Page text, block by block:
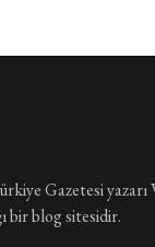
Gazetesi
bir blog sitesidir.